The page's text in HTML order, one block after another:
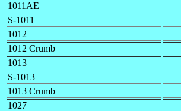
1011AE
S-1011
1012
1012 Crumb
1013
S-1013
1013 Crumb
1027